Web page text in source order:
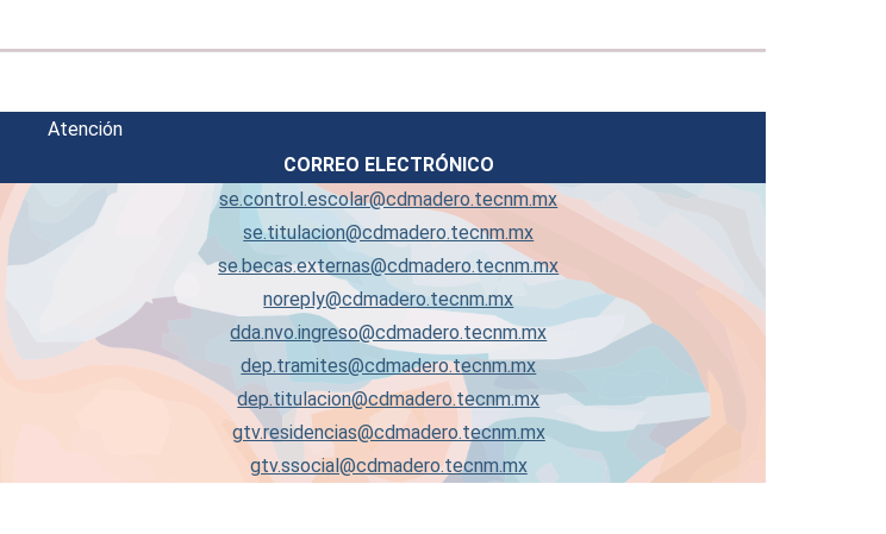
Atención
CORREO ELECTRÓNICO
se.control.escolar@cdmadero.tecnm.mx
se.titulacion@cdmadero.tecnm.mx
se.becas.externas@cdmadero.tecnm.mx
noreply@cdmadero.tecnm.mx
dda.nvo.ingreso@cdmadero.tecnm.mx
dep.tramites@cdmadero.tecnm.mx
dep.titulacion@cdmadero.tecnm.mx
gtv.residencias@cdmadero.tecnm.mx
gtv.ssocial@cdmadero.tecnm.mx